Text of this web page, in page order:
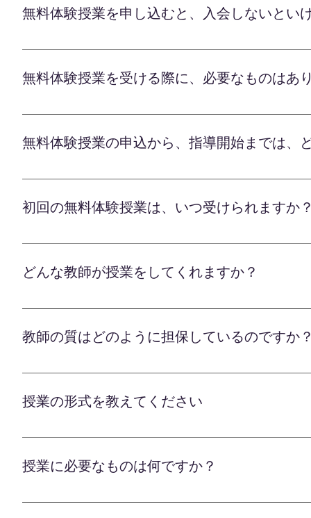
無料体験授業を申し込むと、入会しないとい
オンライン学習塾のLafの無料体験授業は、 「お
要はございませんので、 まずは気軽に無料体験授
を最大限に伸ばすべく、 全力でサポートさせてい
無料体験授業を受ける際に、必要なものはあ
オンライン学習塾のLafの無料体験授業は パソコ
く質問事項など、先生ごとに異なります。 ご不明
す。 楽しみながら効果的に学べる環境づくりを
無料体験授業の申込から、指導開始までは、
まずは公式LINEにて無料体験の申込をしていただ
用いただけます。 無料体験受講後に、専任の学習
ら、 正式にご契約の手続きを進めさせていただき
しますので、 安心してお任せください。 経験豊
ます。 お子様の可能性を最大限に伸ばすべく、
初回の無料体験授業は、いつ受けられますか
無料体験授業は、下のボタンから公式LINEに友だ
どんな教師が授業をしてくれますか？
オンライン学習塾のLafには、東京大学や京都大
個別カウンセリングでお子様の学習状況や目標を
の熱意と適切な指導力に自信があります。 大学受
を整えております。 お子様の可能性を最大限に伸
教師の質はどのように担保しているのですか
オンライン学習塾のLafが誇る講師陣は、東京大
リート講師のみが合格しています。 合格後も、教
キルを身につけさせます。 さらに、全ての授業を
います。 授業の進度、説明の分かりやすさ、生徒
を行います。 このように、採用から研修、授業環
して当社にお任せいただけます。
授業の形式を教えてください
オンライン学習塾のLafは、一人一人のお子様に
ザーが最適な教材と指導計画を作成します。 苦手
導を重ねることで、 確実な学力アップを実現しま
授業に必要なものは何ですか？
オンライン学習塾Lafでは、授業を受けるために